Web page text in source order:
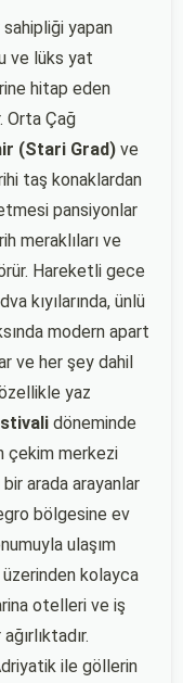
yapan
ve lüks yat
hitap eden
Orta Çağ
(Stari Grad) ve
taş konaklardan
pansiyonlar
meraklıları ve
Hareketli gece
kıyılarında, ünlü
modern apart
ve her şey dahil
yaz
döneminde
çekim merkezi
arada arayanlar
bölgesine ev
ulaşım
üzerinden kolayca
otelleri ve iş
ile göllerin